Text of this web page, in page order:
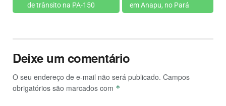
de trânsito na PA-150
em Anapu, no Pará
Deixe um comentário
O seu endereço de e-mail não será publicado. Campos
obrigatórios são marcados com *